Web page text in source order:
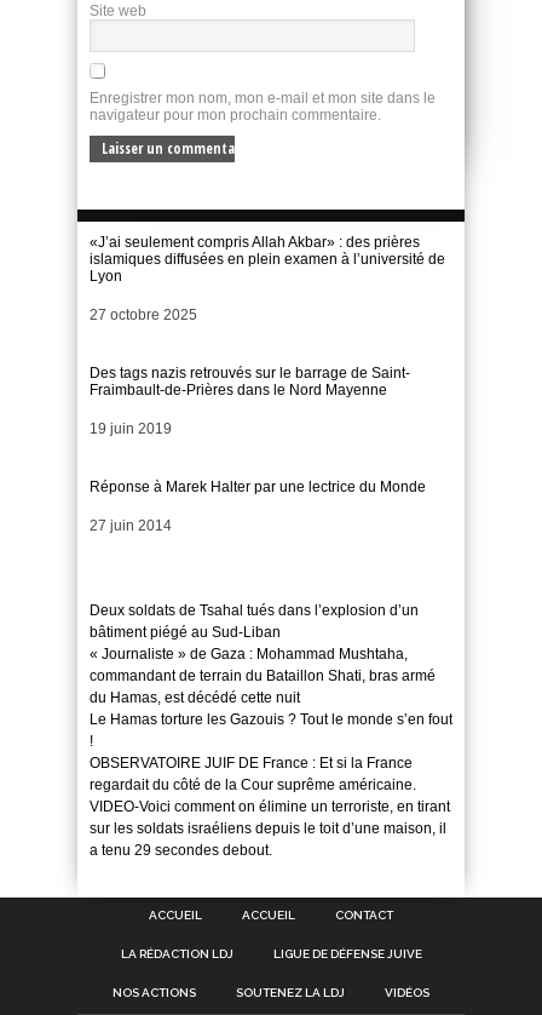
Site web
Enregistrer mon nom, mon e-mail et mon site dans le
navigateur pour mon prochain commentaire.
«J’ai seulement compris Allah Akbar» : des prières
islamiques diffusées en plein examen à l’université de
Lyon
Date
27 octobre 2025
Des tags nazis retrouvés sur le barrage de Saint-
Fraimbault-de-Prières dans le Nord Mayenne
Date
19 juin 2019
Réponse à Marek Halter par une lectrice du Monde
Date
27 juin 2014
Deux soldats de Tsahal tués dans l’explosion d’un
bâtiment piégé au Sud-Liban
« Journaliste » de Gaza : Mohammad Mushtaha,
commandant de terrain du Bataillon Shati, bras armé
du Hamas, est décédé cette nuit
Le Hamas torture les Gazouis ? Tout le monde s’en fout
!
OBSERVATOIRE JUIF DE France : Et si la France
regardait du côté de la Cour suprême américaine.
VIDEO-Voici comment on élimine un terroriste, en tirant
sur les soldats israéliens depuis le toit d’une maison, il
a tenu 29 secondes debout.
ACCUEIL ACCUEIL CONTACT
LA RÉDACTION LDJ LIGUE DE DÉFENSE JUIVE
NOS ACTIONS SOUTENEZ LA LDJ VIDÉOS